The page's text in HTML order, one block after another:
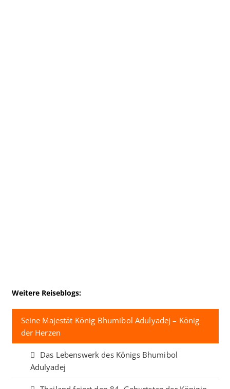
Weitere Reiseblogs:
Seine Majestät König Bhumibol Adulyadej – König
der Herzen
Das Lebenswerk des Königs Bhumibol
Adulyadej